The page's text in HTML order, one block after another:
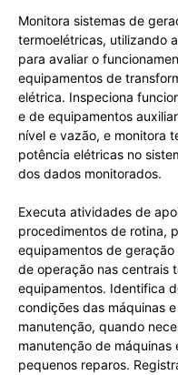
Monitora sistemas de
termoelétricas, utilizando
para avaliar o
equipamentos de
elétrica. Inspeciona
e de equipamentos
nível e vazão, e monitora
potência elétricas no
dos dados monitorados.
Executa atividades de
procedimentos de rotina,
equipamentos de
de operação nas centrais
equipamentos. Identifica
condições das máquinas
manutenção, quando
manutenção de
pequenos reparos.